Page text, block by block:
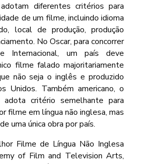
diferentes critérios para
de um filme, incluindo idioma
local de produção, produção
No Oscar, para concorrer
Internacional, um país deve
filme falado majoritariamente
não seja o inglês e produzido
Unidos. Também americano, o
critério semelhante para
filme em língua não inglesa, mas
uma única obra por país.
Filme de Língua Não Inglesa
of Film and Television Arts,